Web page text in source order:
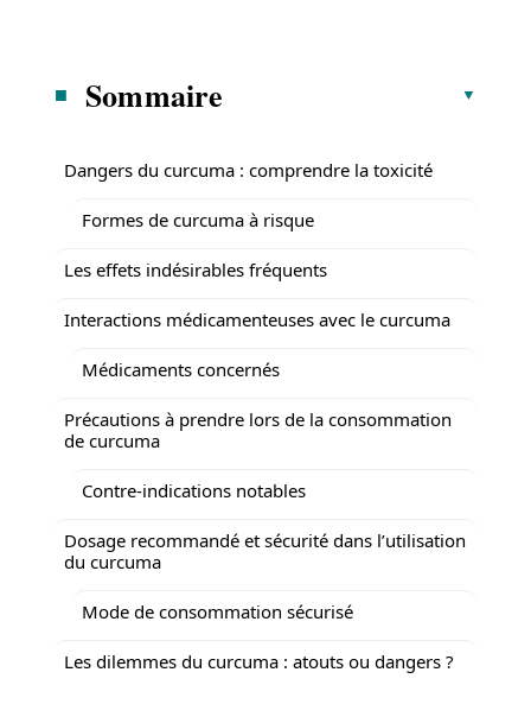
Sommaire
Dangers du curcuma : comprendre la toxicité
Formes de curcuma à risque
Les effets indésirables fréquents
Interactions médicamenteuses avec le curcuma
Médicaments concernés
Précautions à prendre lors de la consommation
de curcuma
Contre-indications notables
Dosage recommandé et sécurité dans l’utilisation
du curcuma
Mode de consommation sécurisé
Les dilemmes du curcuma : atouts ou dangers ?